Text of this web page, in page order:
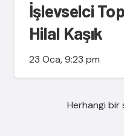
İşlevselci
Hilal Kaşık
23 Oca, 9:23 pm
Herhangi bir